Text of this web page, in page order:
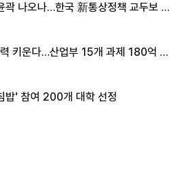
곽 나오나…한국 新통상정책 교두보 활
키운다…산업부 15개 과제 180억 지
밥' 참여 200개 대학 선정